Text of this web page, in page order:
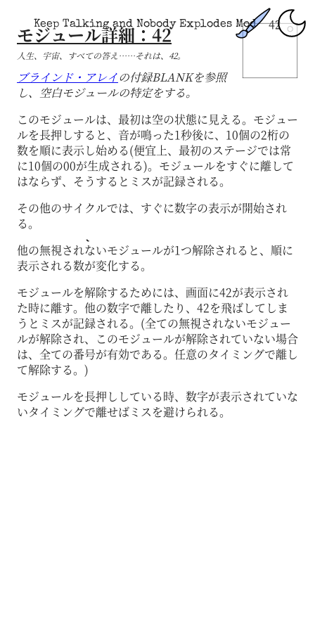
Keep Talking and Nobody Explodes Mod 42
モジュール詳細：42
人生、宇宙、すべての答え……それは、 42。
ブラインド・アレイの付録BLANKを参照
し、空白モジュールの特定をする。
このモジュールは、最初は空の状態に見える。モジュー
ルを長押しすると、音が鳴った1秒後に、10個の2桁の
数を順に表示し始める(便宜上、最初のステージでは常
に10個の00が生成される)。モジュールをすぐに離して
はならず、そうするとミスが記録される。
その他のサイクルでは、すぐに数字の表示が開始され
る。
他の無視されないモジュールが1つ解除されると、順に
表示される数が変化する。
モジュールを解除するためには、画面に42が表示され
た時に離す。他の数字で離したり、 42を飛ばしてしま
うとミスが記録される。(全ての無視されないモジュー
ルが解除され、このモジュールが解除されていない場合
は、全ての番号が有効である。任意のタイミングで離し
て解除する。)
モジュールを長押ししている時、数字が表示されていな
いタイミングで離せばミスを避けられる。